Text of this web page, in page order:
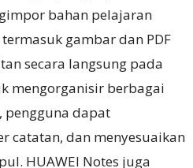
bahan pelajaran
gambar dan PDF
secara langsung pada
mengorganisir berbagai
pengguna dapat
catatan, dan menyesuaikan
HUAWEI Notes juga